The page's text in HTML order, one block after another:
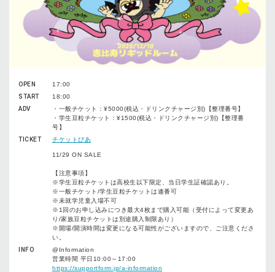
OPEN
17:00
START
18:00
ADV
・一般チケット：¥5000(税込・ドリンクチャージ別)【整理番号】
・学生豆粒チケット：¥1500(税込・ドリンクチャージ別)【整理番
号】
TICKET
チケットぴあ
11/29 ON SALE
【注意事項】
※学生豆粒チケットは高校生以下限定、当日学生証確認あり。
※一般チケット/学生豆粒チケットは連番可
※未就学児童入場不可
※1回のお申し込みにつき最大4枚まで購入可能（受付によって変更あ
り/家族豆粒チケットは別途購入制限あり）
※開場/開演時間は変更になる可能性がございますので、ご注意くださ
い。
INFO
@Information
営業時間 平日10:00～17:00
https://supportform.jp/a-information